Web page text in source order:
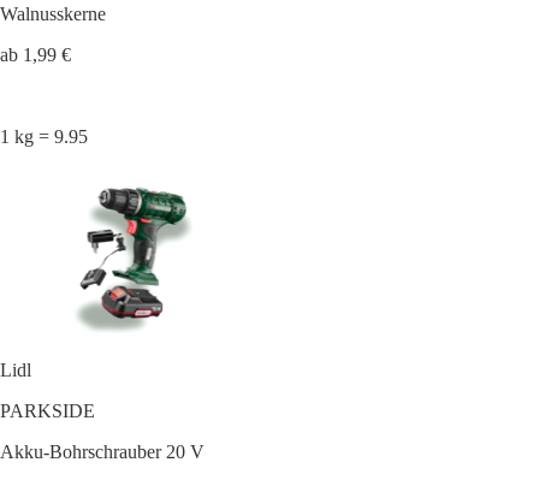
Walnusskerne
ab 1,99 €
1 kg = 9.95
Lidl
PARKSIDE
Akku-Bohrschrauber 20 V